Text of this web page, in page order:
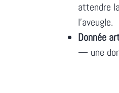
attendre
l'aveugle.
Donnée
— une